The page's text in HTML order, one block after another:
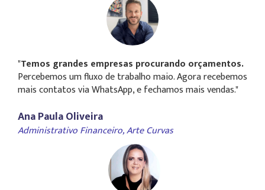
"Temos grandes empresas procurando orçamentos.
Percebemos um fluxo de trabalho maio. Agora recebemos
mais contatos via WhatsApp, e fechamos mais vendas."
Ana Paula Oliveira
Administrativo Financeiro,Arte Curvas